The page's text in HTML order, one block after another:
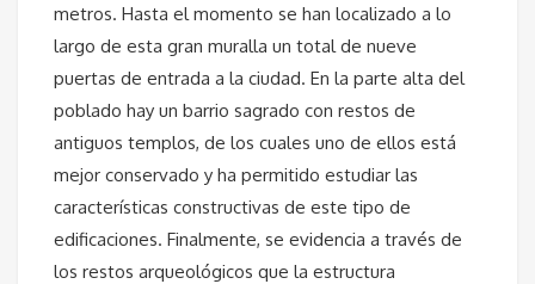
metros. Hasta el momento se han localizado a lo
largo de esta gran muralla un total de nueve
puertas de entrada a la ciudad. En la parte alta del
poblado hay un barrio sagrado con restos de
antiguos templos, de los cuales uno de ellos está
mejor conservado y ha permitido estudiar las
características constructivas de este tipo de
edificaciones. Finalmente, se evidencia a través de
los restos arqueológicos que la estructura